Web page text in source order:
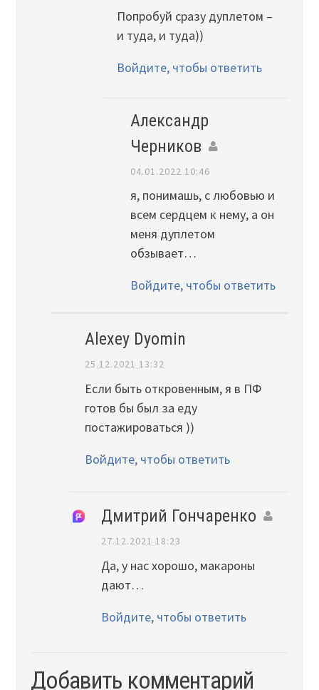
Попробуй сразу дуплетом –
и туда, и туда))
Войдите, чтобы ответить
Александр
Черников
04.01.2022 10:46
я, понимашь, с любовью и
всем сердцем к нему, а он
меня дуплетом
обзывает…
Войдите, чтобы ответить
Alexey Dyomin
25.12.2021 13:32
Если быть откровенным, я в ПФ
готов бы был за еду
постажироваться ))
Войдите, чтобы ответить
Дмитрий Гончаренко
27.12.2021 18:23
Да, у нас хорошо, макароны
дают…
Войдите, чтобы ответить
Добавить комментарий